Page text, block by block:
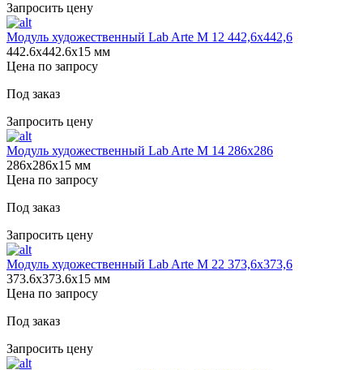
Запросить цену
Модуль художественный Lab Arte М 12 442,6х442,6
442.6х442.6х15 мм
Цена по запросу
Под заказ
Запросить цену
Модуль художественный Lab Arte М 14 286х286
286х286х15 мм
Цена по запросу
Под заказ
Запросить цену
Модуль художественный Lab Arte М 22 373,6х373,6
373.6х373.6х15 мм
Цена по запросу
Под заказ
Запросить цену